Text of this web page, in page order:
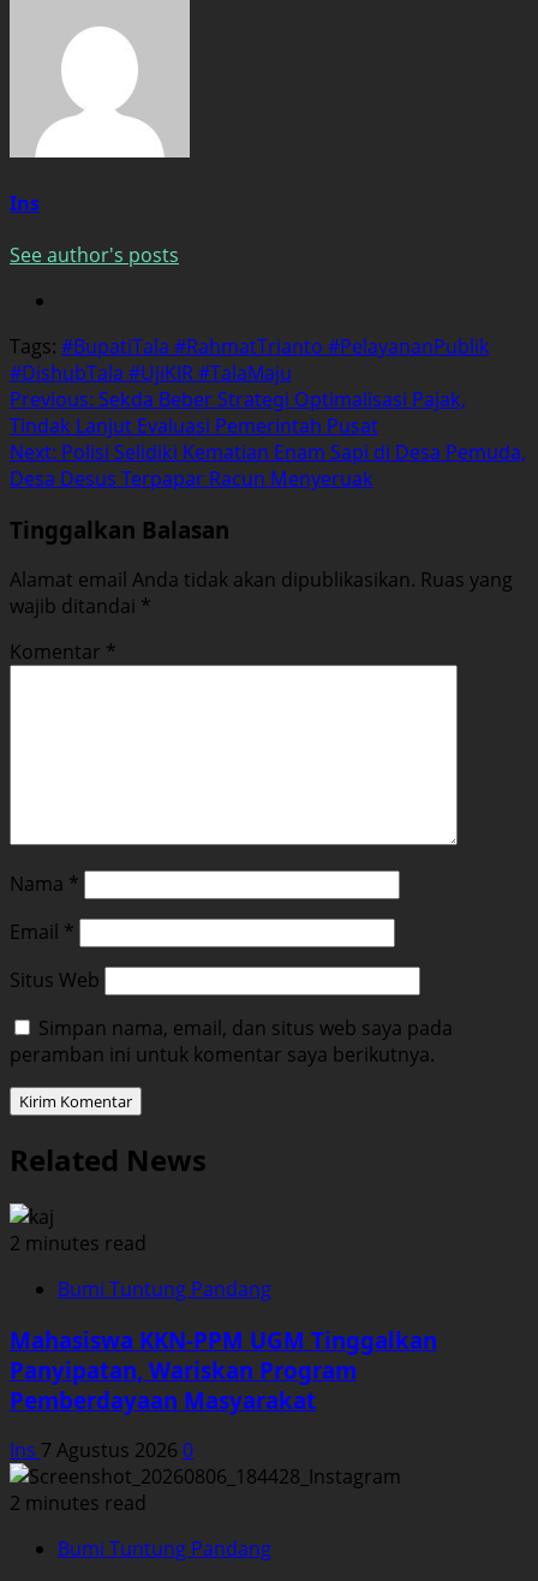
Ins
See author's posts
Tags: #BupatiTala #RahmatTrianto #PelayananPublik
#DishubTala #UjiKIR #TalaMaju
Post
navigation
Previous: Sekda Beber Strategi Optimalisasi Pajak,
Tindak Lanjut Evaluasi Pemerintah Pusat
Next: Polisi Selidiki Kematian Enam Sapi di Desa Pemuda,
Desa Desus Terpapar Racun Menyeruak
Tinggalkan Balasan
Alamat email Anda tidak akan dipublikasikan. Ruas yang
wajib ditandai *
Komentar *
Nama *
Email *
Situs Web
Simpan nama, email, dan situs web saya pada
peramban ini untuk komentar saya berikutnya.
Related News
2 minutes read
Bumi Tuntung Pandang
Mahasiswa KKN-PPM UGM Tinggalkan
Panyipatan, Wariskan Program
Pemberdayaan Masyarakat
Ins 7 Agustus 2026 0
2 minutes read
Bumi Tuntung Pandang